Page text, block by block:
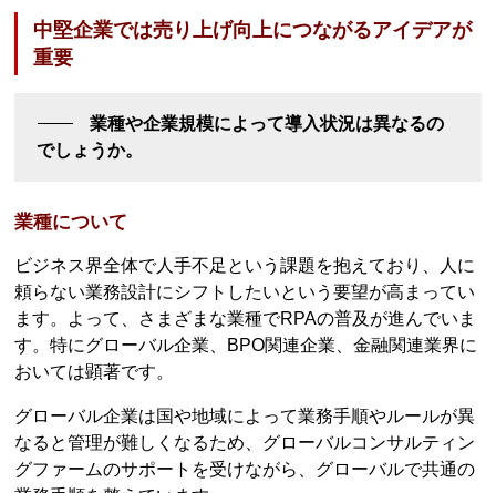
中堅企業では売り上げ向上につながるアイデアが
重要
業種や企業規模によって導入状況は異なるの
でしょうか。
業種について
ビジネス界全体で人手不足という課題を抱えており、人に
頼らない業務設計にシフトしたいという要望が高まってい
ます。よって、さまざまな業種でRPAの普及が進んでいま
す。特にグローバル企業、BPO関連企業、金融関連業界に
おいては顕著です。
グローバル企業は国や地域によって業務手順やルールが異
なると管理が難しくなるため、グローバルコンサルティン
グファームのサポートを受けながら、グローバルで共通の